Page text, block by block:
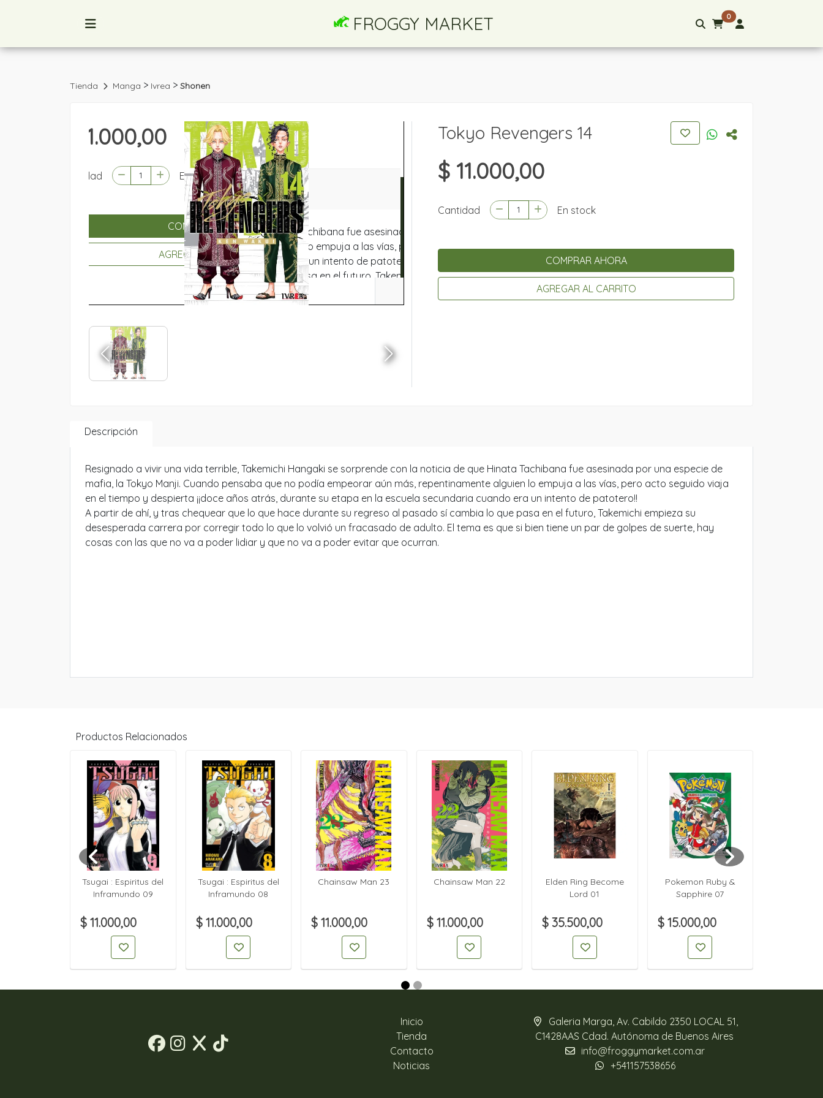
FROGGY MARKET 0
Tienda Manga > Ivrea > Shonen
Tokyo Revengers 14
$ 11.000,00
Cantidad En stock
COMPRAR AHORA
AGREGAR AL CARRITO
Descripción
Resignado a vivir una vida terrible, Takemichi Hangaki se sorprende con la noticia de que Hinata Tachibana fue asesinada por una especie de
mafia, la Tokyo Manji. Cuando pensaba que no podía empeorar aún más, repentinamente alguien lo empuja a las vías, pero acto seguido viaja
en el tiempo y despierta ¡¡doce años atrás, durante su etapa en la escuela secundaria cuando era un intento de patotero!!
A partir de ahí, y tras chequear que lo que hace durante su regreso al pasado sí cambia lo que pasa en el futuro, Takemichi empieza su
desesperada carrera por corregir todo lo que lo volvió un fracasado de adulto. El tema es que si bien tiene un par de golpes de suerte, hay
cosas con las que no va a poder lidiar y que no va a poder evitar que ocurran.
Productos Relacionados
Tsugai : Espiritus del
Inframundo 09
$ 11.000,00
Tsugai : Espiritus del
Inframundo 08
$ 11.000,00
Chainsaw Man 23
$ 11.000,00
Chainsaw Man 22
$ 11.000,00
Elden Ring Become
Lord 01
$ 35.500,00
Pokemon Ruby &
Sapphire 07
$ 15.000,00
Inicio
Tienda
Contacto
Noticias
Galeria Marga, Av. Cabildo 2350 LOCAL 51,
C1428AAS Cdad. Autónoma de Buenos Aires
info@froggymarket.com.ar
+541157538656